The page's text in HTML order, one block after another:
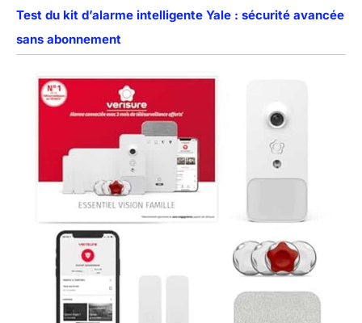
Test du kit d’alarme intelligente Yale : sécurité avancée
sans abonnement